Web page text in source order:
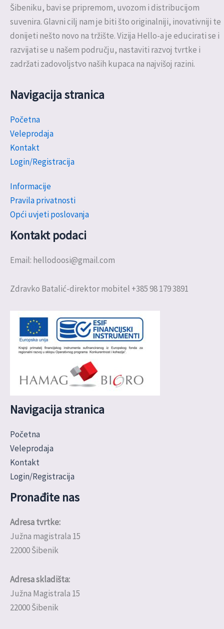
Šibeniku, bavi se pripremom, uvozom i distribucijom
suvenira. Glavni cilj nam je biti što originalniji, inovativniji te
donijeti nešto novo na tržište. Vizija Hello-a je educirati se i
razvijati se u našem području, nastaviti razvoj tvrtke i
zadržati zadovoljstvo naših kupaca na najvišoj razini.
Navigacija stranica
Početna
Veleprodaja
Kontakt
Login/Registracija
Informacije
Pravila privatnosti
Opći uvjeti poslovanja
Kontakt podaci
Email: hellodoosi@gmail.com
Zdravko Batalić-direktor mobitel +385 98 179 3891
Navigacija stranica
Početna
Veleprodaja
Kontakt
Login/Registracija
Pronađite nas
Adresa tvrtke:
Južna magistrala 15
22000 Šibenik
Adresa skladišta:
Južna Magistrala 15
22000 Šibenik